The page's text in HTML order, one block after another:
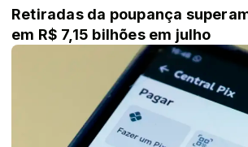
Retiradas da poupança
em R$ 7,15 bilhões em julho